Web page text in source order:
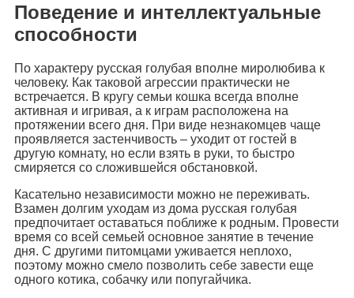
Поведение и интеллектуальные
способности
По характеру русская голубая вполне миролюбива к
человеку. Как таковой агрессии практически не
встречается. В кругу семьи кошка всегда вполне
активная и игривая, а к играм расположена на
протяжении всего дня. При виде незнакомцев чаще
проявляется застенчивость – уходит от гостей в
другую комнату, но если взять в руки, то быстро
смиряется со сложившейся обстановкой.
Касательно независимости можно не переживать.
Взамен долгим уходам из дома русская голубая
предпочитает оставаться поближе к родным. Провести
время со всей семьей основное занятие в течение
дня. С другими питомцами уживается неплохо,
поэтому можно смело позволить себе завести еще
одного котика, собачку или попугайчика.